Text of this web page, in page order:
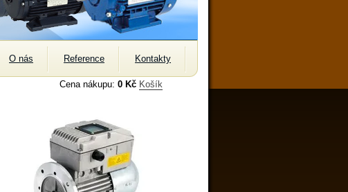
O nás Reference Kontakty
Cena nákupu: 0 Kč Košík